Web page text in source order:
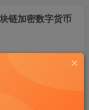
链加密数字货币
数字货币交易系统